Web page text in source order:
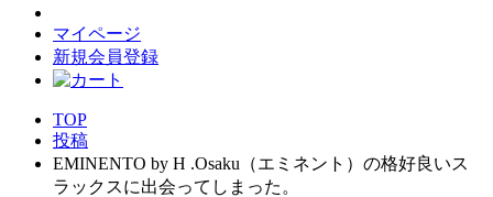
マイページ
新規会員登録
TOP
投稿
EMINENTO by H .Osaku（エミネント）の格好良いス
ラックスに出会ってしまった。